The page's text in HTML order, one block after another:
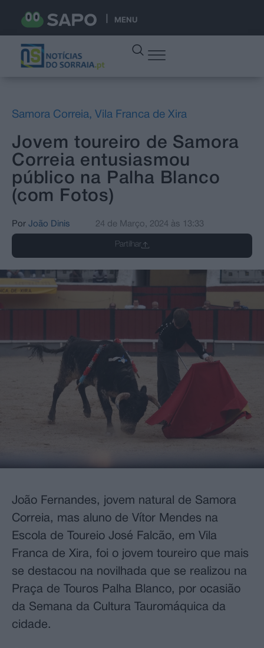
MENU
Samora Correia, Vila Franca de Xira
Jovem toureiro de Samora
Correia entusiasmou
público na Palha Blanco
(com Fotos)
Por João Dinis 24 de Março, 2024 às 13:33
Partilhar
João Fernandes, jovem natural de Samora
Correia, mas aluno de Vítor Mendes na
Escola de Toureio José Falcão, em Vila
Franca de Xira, foi o jovem toureiro que mais
se destacou na novilhada que se realizou na
Praça de Touros Palha Blanco, por ocasião
da Semana da Cultura Tauromáquica da
cidade.